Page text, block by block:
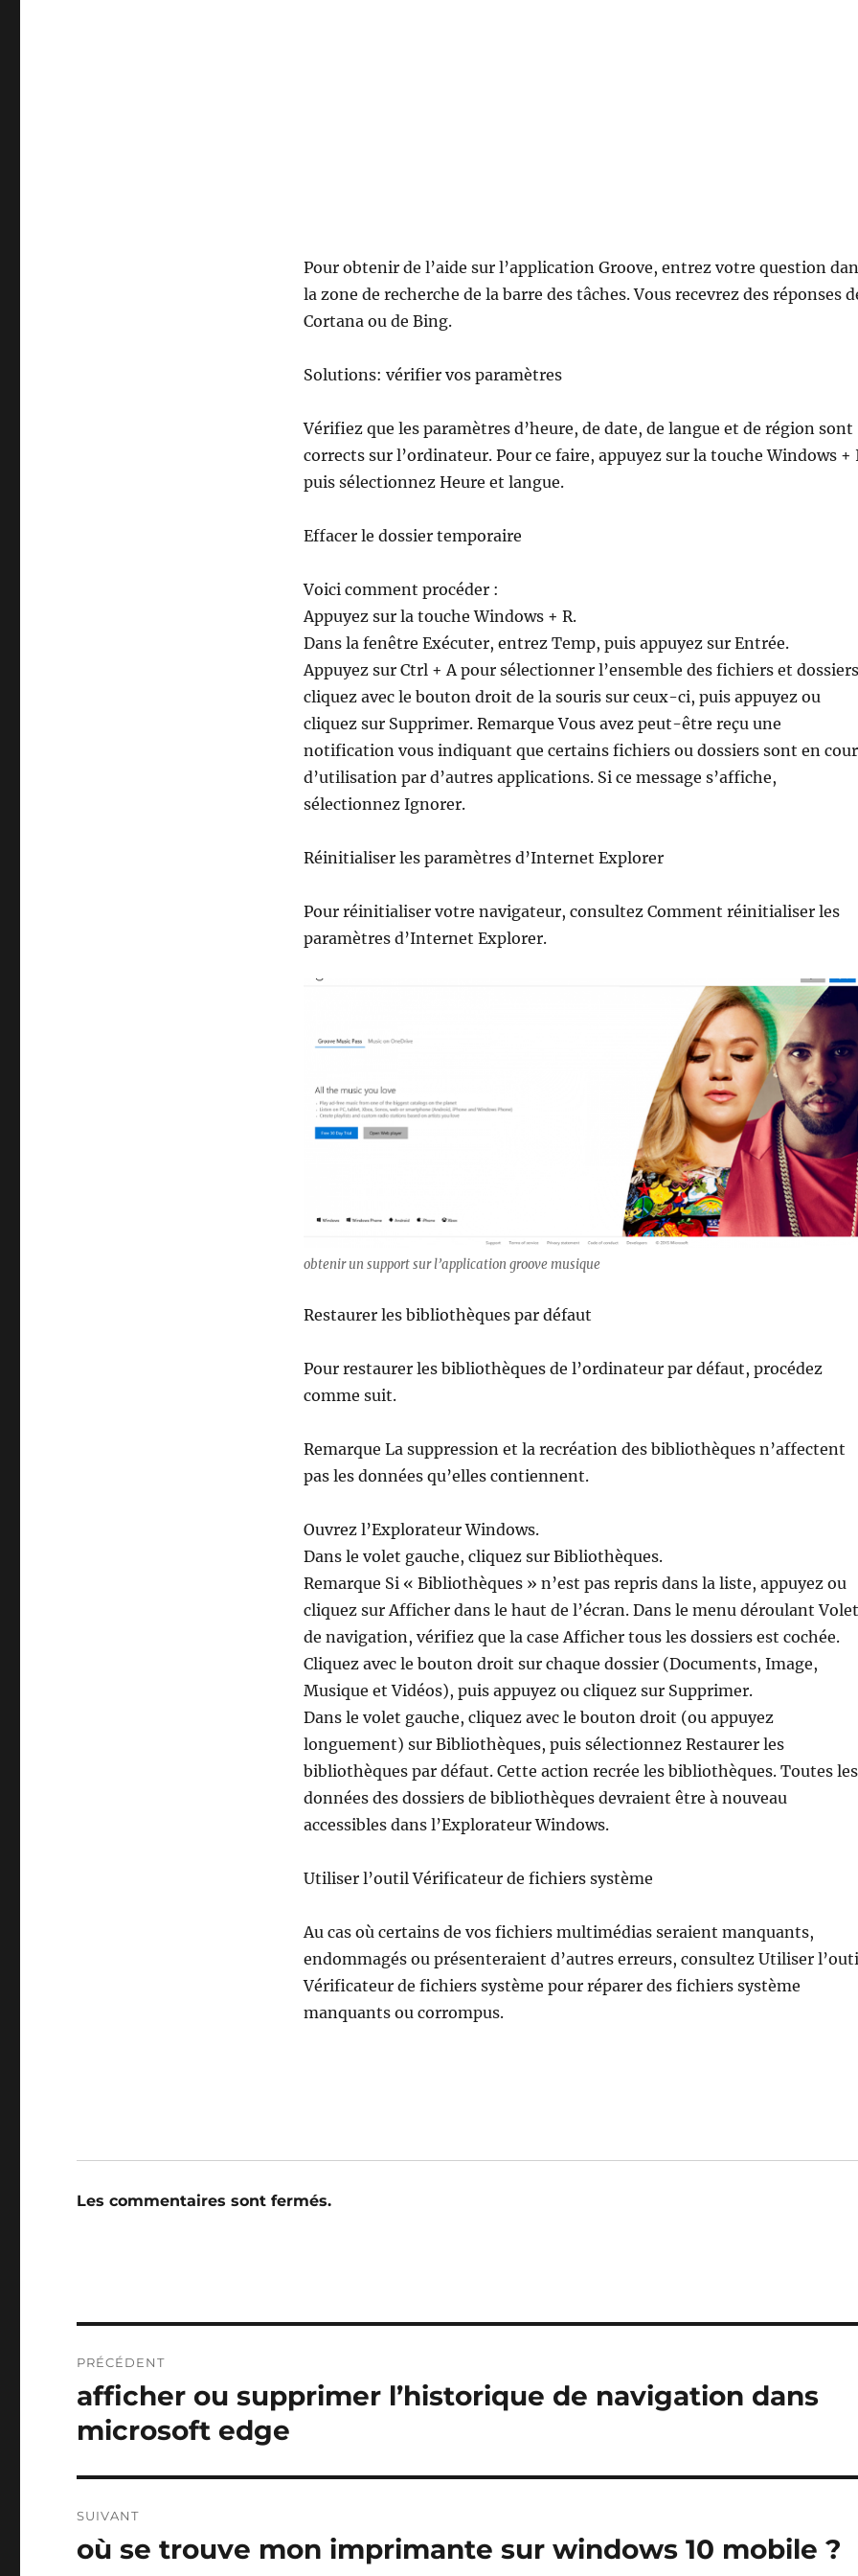
Pour obtenir de l’aide sur l’application Groove, entrez votre question
la zone de recherche de la barre des tâches. Vous recevrez des réponses
Cortana ou de Bing.
Solutions: vérifier vos paramètres
Vérifiez que les paramètres d’heure, de date, de langue et de région sont
corrects sur l’ordinateur. Pour ce faire, appuyez sur la touche Windows +
puis sélectionnez Heure et langue.
Effacer le dossier temporaire
Voici comment procéder :
Appuyez sur la touche Windows + R.
Dans la fenêtre Exécuter, entrez Temp, puis appuyez sur Entrée.
Appuyez sur Ctrl + A pour sélectionner l’ensemble des fichiers et
cliquez avec le bouton droit de la souris sur ceux-ci, puis appuyez ou
cliquez sur Supprimer. Remarque Vous avez peut-être reçu une
notification vous indiquant que certains fichiers ou dossiers sont en
d’utilisation par d’autres applications. Si ce message s’affiche,
sélectionnez Ignorer.
Réinitialiser les paramètres d’Internet Explorer
Pour réinitialiser votre navigateur, consultez Comment réinitialiser les
paramètres d’Internet Explorer.
obtenir un support sur l’application groove musique
Restaurer les bibliothèques par défaut
Pour restaurer les bibliothèques de l’ordinateur par défaut, procédez
comme suit.
Remarque La suppression et la recréation des bibliothèques n’affectent
pas les données qu’elles contiennent.
Ouvrez l’Explorateur Windows.
Dans le volet gauche, cliquez sur Bibliothèques.
Remarque Si « Bibliothèques » n’est pas repris dans la liste, appuyez ou
cliquez sur Afficher dans le haut de l’écran. Dans le menu déroulant Volet
de navigation, vérifiez que la case Afficher tous les dossiers est cochée.
Cliquez avec le bouton droit sur chaque dossier (Documents, Image,
Musique et Vidéos), puis appuyez ou cliquez sur Supprimer.
Dans le volet gauche, cliquez avec le bouton droit (ou appuyez
longuement) sur Bibliothèques, puis sélectionnez Restaurer les
bibliothèques par défaut. Cette action recrée les bibliothèques. Toutes les
données des dossiers de bibliothèques devraient être à nouveau
accessibles dans l’Explorateur Windows.
Utiliser l’outil Vérificateur de fichiers système
Au cas où certains de vos fichiers multimédias seraient manquants,
endommagés ou présenteraient d’autres erreurs, consultez Utiliser
Vérificateur de fichiers système pour réparer des fichiers système
manquants ou corrompus.
Les commentaires sont fermés.
de
l’article
PRÉCÉDENT
Publication
précédente :
afficher ou supprimer l’historique de navigation dans
microsoft edge
SUIVANT
Publication
où se trouve mon imprimante sur windows 10 mobile ?